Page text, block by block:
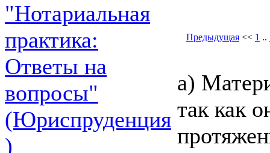
"Нотариальная
практика:
Ответы на
вопросы"
(Юриспруденция
)
Предыдущая << 1 ..
а)
так как